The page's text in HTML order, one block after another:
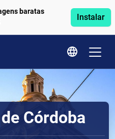
baratas
Instalar
Córdoba